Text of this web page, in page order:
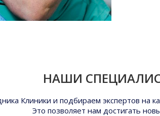
НАШИ
Клиники и подбираем экспертов на
Это позволяет нам достигать